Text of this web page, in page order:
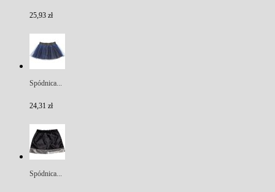
25,93 zł
Spódnica...
24,31 zł
Spódnica...